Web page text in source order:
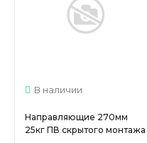
В наличии
Направляющие 270мм
25кг ПВ скрытого монтажа